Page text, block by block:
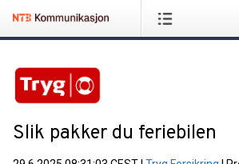
Slik pakker du feriebilen